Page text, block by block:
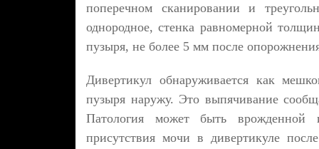
поперечном сканировании и
однородное, стенка равномерной
пузыря, не более 5 мм после
Дивертикул обнаруживается как
пузыря наружу. Это выпячивание
Патология может быть врожденной
присутствия мочи в дивертикуле